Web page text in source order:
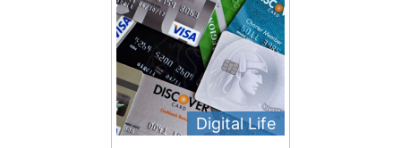
Digital Life